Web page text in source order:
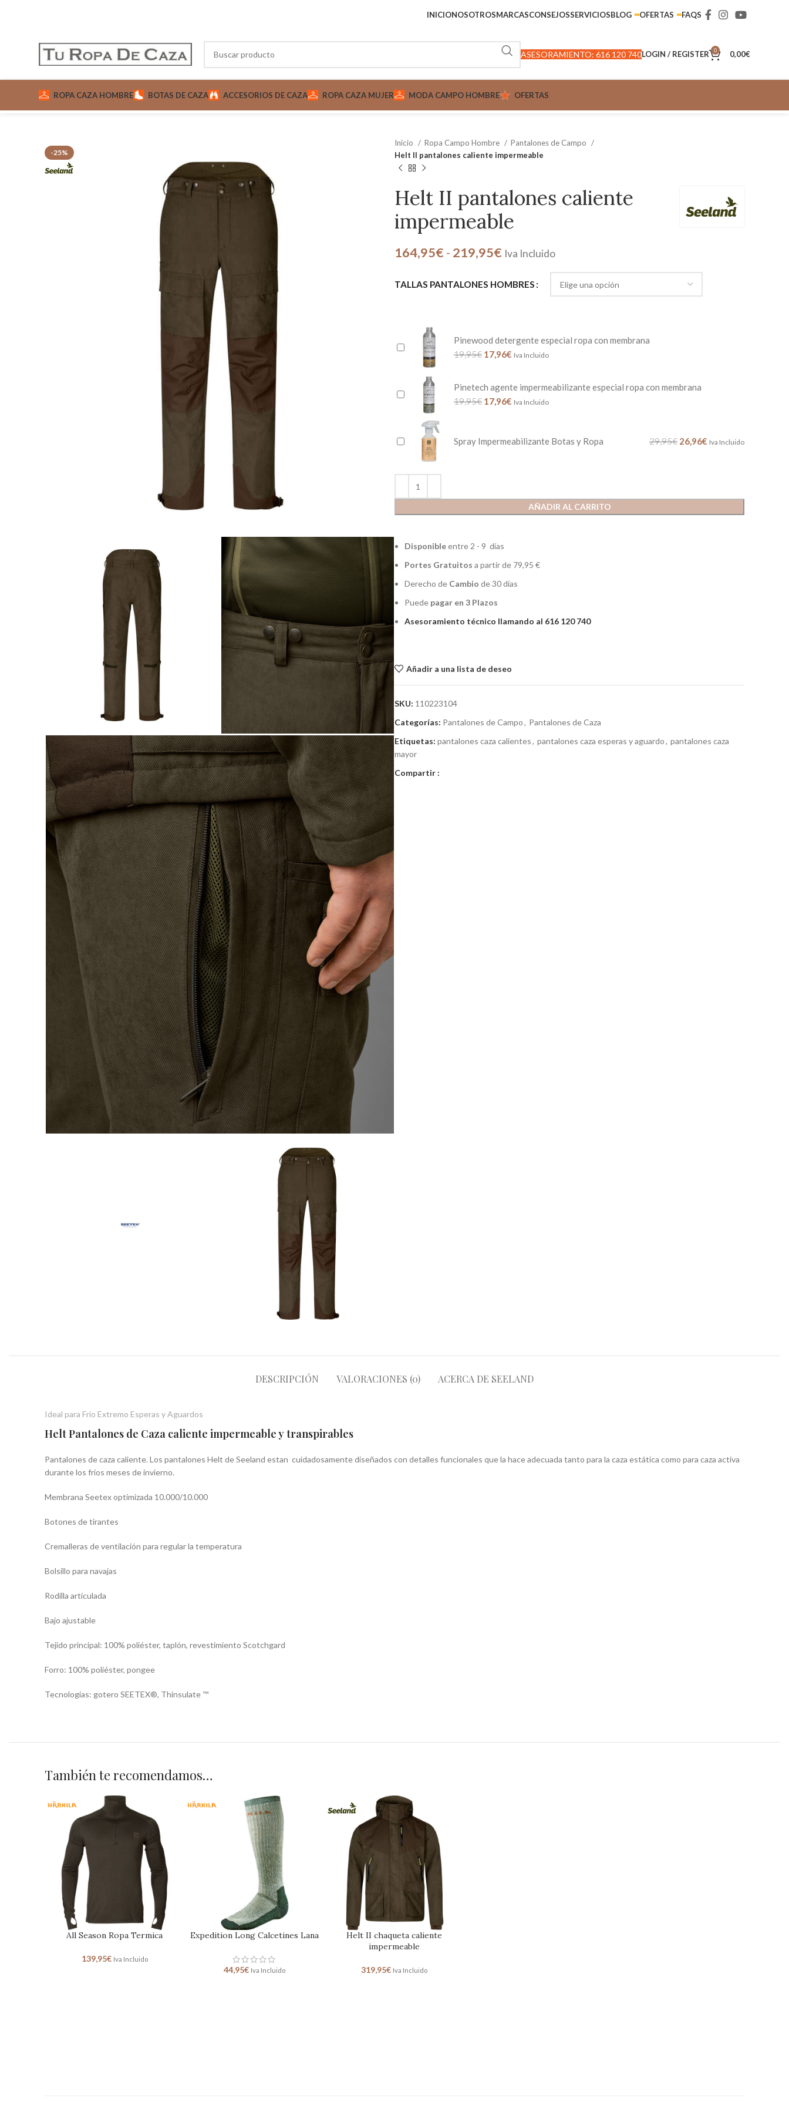
INICIONOSOTROSMARCASCONSEJOSSERVICIOSBLOG OFERTAS FAQS
ASESORAMIENTO: 616 120 740LOGIN / REGISTER 0 0,00€
ROPA CAZA HOMBRE BOTAS DE CAZA ACCESORIOS DE CAZA ROPA CAZA MUJER MODA CAMPO HOMBRE OFERTAS
-25%
Inicio Ropa Campo Hombre
Pantalones de Campo
Helt II pantalones caliente impermeable
Helt II pantalones caliente
impermeable
164,95€ - 219,95€ Iva Incluido
TALLAS PANTALONES HOMBRES
AÑADIR AL CARRITO
Pinewood detergente especial ropa con membrana
19,95€ 17,96€ Iva Incluido
Pinetech agente impermeabilizante especial ropa con membrana
19,95€ 17,96€ Iva Incluido
Spray Impermeabilizante Botas y Ropa 29,95€ 26,96€ Iva Incluido
Disponibleentre 2 - 9 días
Portes Gratuitos a partir de 79,95 €
Derecho de Cambio de 30 días
Puede pagar en 3 Plazos
Asesoramiento técnico llamando al 616 120 740
Añadir a una lista de deseo
SKU: 110223104
Categorías: Pantalones de Campo, Pantalones de Caza
Etiquetas: pantalones caza calientes, pantalones caza esperas y aguardo, pantalones caza
mayor
Compartir :
DESCRIPCIÓN VALORACIONES (0) ACERCA DE SEELAND
Ideal para Frio Extremo Esperas y Aguardos
Helt Pantalones de Caza caliente impermeable y transpirables
Pantalones de caza caliente. Los pantalones Helt de Seeland estan cuidadosamente diseñados con detalles funcionales que la hace adecuada tanto para la caza estática como para caza activa
durante los frios meses de invierno.
Membrana Seetex optimizada 10.000/10.000
Botones de tirantes
Cremalleras de ventilación para regular la temperatura
Bolsillo para navajas
Rodilla articulada
Bajo ajustable
Tejido principal: 100% poliéster, taplón, revestimiento Scotchgard
Forro: 100% poliéster, pongee
Tecnologías: gotero SEETEX®, Thinsulate ™
También te recomendamos…
All Season Ropa Termica
139,95€ Iva Incluido
Expedition Long Calcetines Lana
44,95€ Iva Incluido
Helt II chaqueta caliente
impermeable
319,95€ Iva Incluido